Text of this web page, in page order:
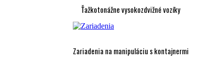
Ťažkotonážne vysokozdvižné vozíky
Zariadenia na manipuláciu s kontajnermi